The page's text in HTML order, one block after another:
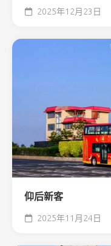
2025年12月23日
仰后新客
2025年11月24日